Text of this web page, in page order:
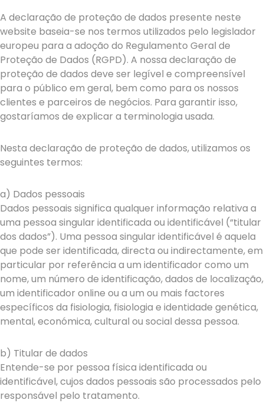
A declaração de proteção de dados presente neste
website baseia-se nos termos utilizados pelo legislador
europeu para a adoção do Regulamento Geral de
Proteção de Dados (RGPD). A nossa declaração de
proteção de dados deve ser legível e compreensível
para o público em geral, bem como para os nossos
clientes e parceiros de negócios. Para garantir isso,
gostaríamos de explicar a terminologia usada.
Nesta declaração de proteção de dados, utilizamos os
seguintes termos:
a) Dados pessoais
Dados pessoais significa qualquer informação relativa a
uma pessoa singular identificada ou identificável (“titular
dos dados”). Uma pessoa singular identificável é aquela
que pode ser identificada, directa ou indirectamente, em
particular por referência a um identificador como um
nome, um número de identificação, dados de localização,
um identificador online ou a um ou mais factores
específicos da fisiologia, fisiologia e identidade genética,
mental, económica, cultural ou social dessa pessoa.
b) Titular de dados
Entende-se por pessoa física identificada ou
identificável, cujos dados pessoais são processados pelo
responsável pelo tratamento.